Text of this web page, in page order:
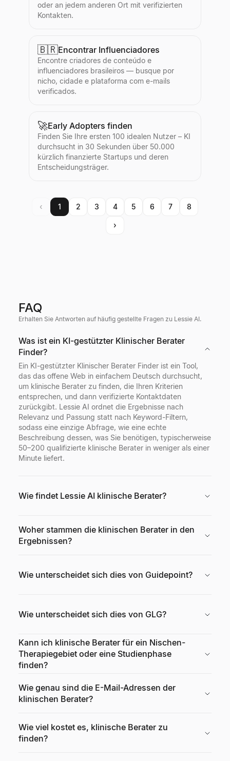
oder an jedem anderen Ort mit verifizierten
Kontakten.
🇧🇷Encontrar Influenciadores
Encontre criadores de conteúdo e
influenciadores brasileiros — busque por
nicho, cidade e plataforma com e-mails
verificados.
🚀Early Adopters finden
Finden Sie Ihre ersten 100 idealen Nutzer – KI
durchsucht in 30 Sekunden über 50.000
kürzlich finanzierte Startups und deren
Entscheidungsträger.
‹ 1 2 3 4 5 6 7 8
›
FAQ
Erhalten Sie Antworten auf häufig gestellte Fragen zu Lessie AI.
Was ist ein KI-gestützter Klinischer Berater
Finder?
Ein KI-gestützter Klinischer Berater Finder ist ein Tool,
das das offene Web in einfachem Deutsch durchsucht,
um klinische Berater zu finden, die Ihren Kriterien
entsprechen, und dann verifizierte Kontaktdaten
zurückgibt. Lessie AI ordnet die Ergebnisse nach
Relevanz und Passung statt nach Keyword-Filtern,
sodass eine einzige Abfrage, wie eine echte
Beschreibung dessen, was Sie benötigen, typischerweise
50–200 qualifizierte klinische Berater in weniger als einer
Minute liefert.
Wie findet Lessie AI klinische Berater?
Woher stammen die klinischen Berater in den
Ergebnissen?
Wie unterscheidet sich dies von Guidepoint?
Wie unterscheidet sich dies von GLG?
Kann ich klinische Berater für ein Nischen-
Therapiegebiet oder eine Studienphase
finden?
Wie genau sind die E-Mail-Adressen der
klinischen Berater?
Wie viel kostet es, klinische Berater zu
finden?